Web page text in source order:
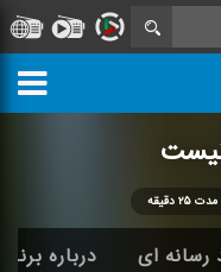
رسانه ای درباره